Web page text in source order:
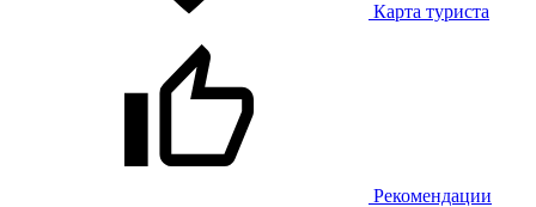
Карта туриста
Рекомендации